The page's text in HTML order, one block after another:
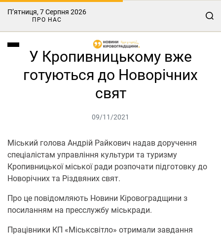
П’ятниця, 7 Серпня 2026
ПРО НАС
У Кропивницькому вже
готуються до Новорічних
свят
09/11/2021
Міський голова Андрій Райкович надав доручення
спеціалістам управління культури та туризму
Кропивницької міської ради розпочати підготовку до
Новорічних та Різдвяних свят.
Про це повідомляють Новини Кіровоградщини з
посиланням на пресслужбу міськради.
Працівники КП «Міськсвітло» отримали завдання